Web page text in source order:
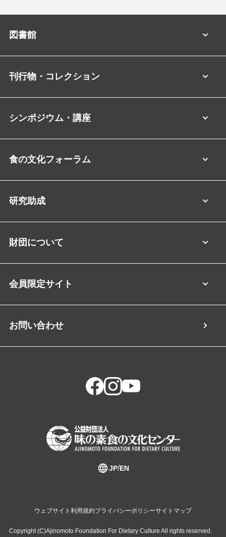
図書館
刊行物・コレクション
シンポジウム・講座
食の文化フォーラム
研究助成
財団について
会員限定サイト
お問い合わせ
JP EN
ウェブサイト利用規約プライバシーポリシーサイトマップ
Copyright (C)Ajinomoto Foundation For Dietary Culture All rights reserved.